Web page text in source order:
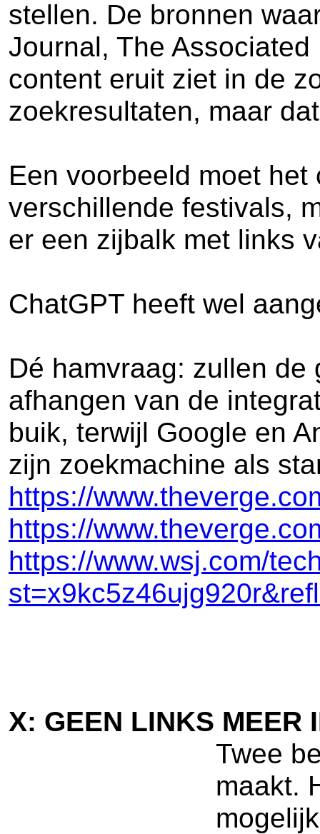
stellen. De bronnen
Journal, The
content eruit ziet in de
zoekresultaten, maar
Een voorbeeld moet
verschillende festivals,
er een zijbalk met links
ChatGPT heeft wel
Dé hamvraag: zullen
afhangen van de
buik, terwijl Google en
zijn zoekmachine als
https://
https://
https://www.wsj.com/
X: GEEN LINKS MEER
Twee
maakt.